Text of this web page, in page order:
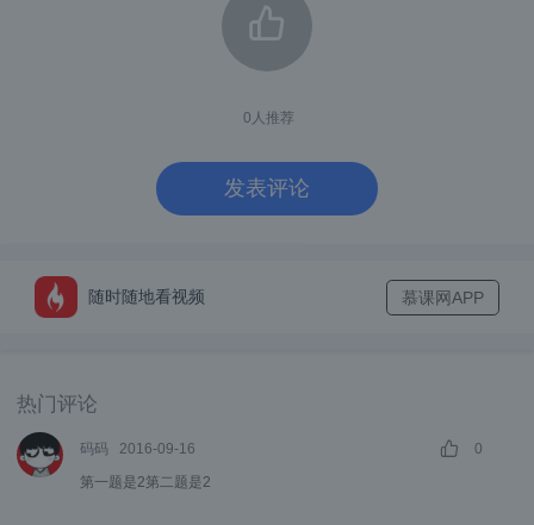
0 人推荐
发表评论
随时随地看视频 慕课网APP
热门评论
码码 2016-09-16 0
第一题是2第二题是2